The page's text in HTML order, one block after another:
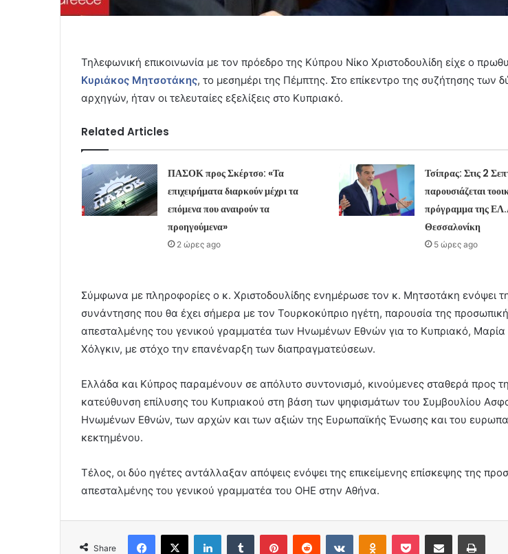
Τηλεφωνική επικοινωνία με τον πρόεδρο της Κύπρου Νίκο Χριστοδουλίδη είχε ο
Κυριάκος Μητσοτάκης, το μεσημέρι της Πέμπτης. Στο επίκεντρο της συζήτησης των
αρχηγών, ήταν οι τελευταίες εξελίξεις στο Κυπριακό.
Related Articles
ΠΑΣΟΚ προς Σκέρτσο: «Τα
επιχειρήματα διαρκούν μέχρι τα
επόμενα που αναιρούν τα
προηγούμενα»
2 ώρες ago
Τσίπρας: Στις 2
παρουσιάζεται
πρόγραμμα της
Θεσσαλονίκη
5 ώρες ago
Σύμφωνα με πληροφορίες ο κ. Χριστοδουλίδης ενημέρωσε τον κ. Μητσοτάκη ενόψει
συνάντησης που θα έχει σήμερα με τον Τουρκοκύπριο ηγέτη, παρουσία της
απεσταλμένης του γενικού γραμματέα των Ηνωμένων Εθνών για το Κυπριακό, Μαρία
Χόλγκιν, με στόχο την επανέναρξη των διαπραγματεύσεων.
Ελλάδα και Κύπρος παραμένουν σε απόλυτο συντονισμό, κινούμενες σταθερά προς
κατεύθυνση επίλυσης του Κυπριακού στη βάση των ψηφισμάτων του Συμβουλίου
Ηνωμένων Εθνών, των αρχών και των αξιών της Ευρωπαϊκής Ένωσης και του
κεκτημένου.
Τέλος, οι δύο ηγέτες αντάλλαξαν απόψεις ενόψει της επικείμενης επίσκεψης της
απεσταλμένης του γενικού γραμματέα του ΟΗΕ στην Αθήνα.
Share
Facebook
X LinkedInTumblr PinterestReddit VKontakteOdnoklassniki
Pocket Share via Email Print